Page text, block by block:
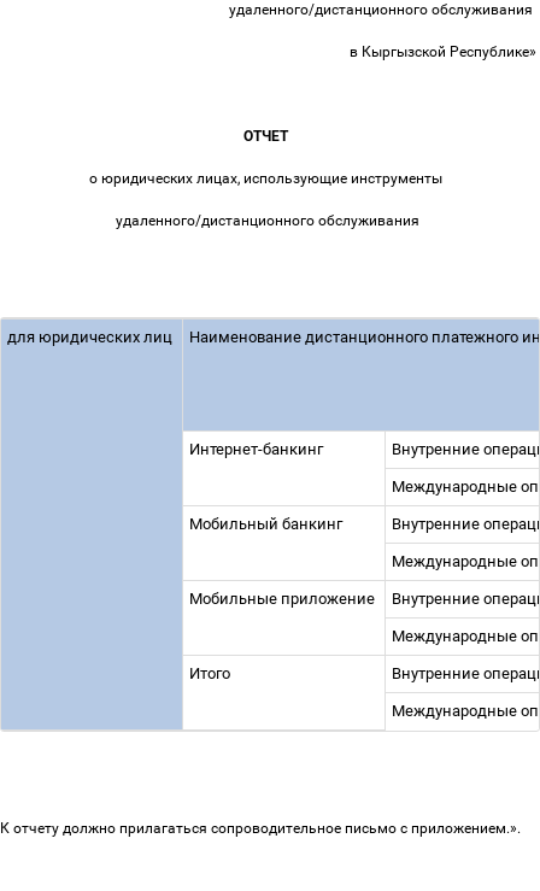
удаленного/дистанционного обслуживания
в Кыргызской Республике»
ОТЧЕТ
о юридических лицах, использующие инструменты
удаленного/дистанционного обслуживания
для юридических лиц Наименование дистанционного платежного
Интернет-банкинг Внутренние
Международные
Мобильный банкинг Внутренние
Международные
Мобильные приложение Внутренние
Международные
Итого Внутренние
Международные
К отчету должно прилагаться сопроводительное письмо с приложением.».